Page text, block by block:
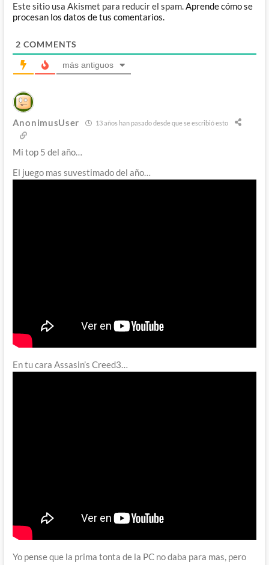
Este sitio usa Akismet para reducir el spam.Aprende cómo se
procesan los datos de tus comentarios.
2 COMMENTS
más antiguos
AnonimusUser 13 años han pasado desde que se escribió esto
Mi top 5 del año…
El juego mas suvestimado del año…
En tu cara Assasin’s Creed3…
Yo pense que la prima tonta de la PC no daba para mas, pero